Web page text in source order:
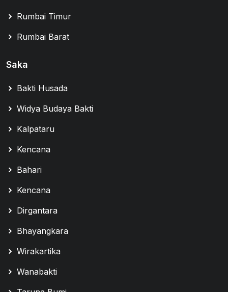
Rumbai Timur
Rumbai Barat
Saka
Bakti Husada
Widya Budaya Bakti
Kalpataru
Kencana
Bahari
Kencana
Dirgantara
Bhayangkara
Wirakartika
Wanabakti